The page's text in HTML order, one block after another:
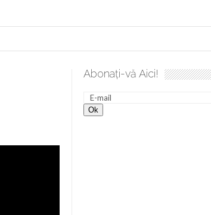
de duminică de Elena Solunca Moise
Abonați-vă Aici!